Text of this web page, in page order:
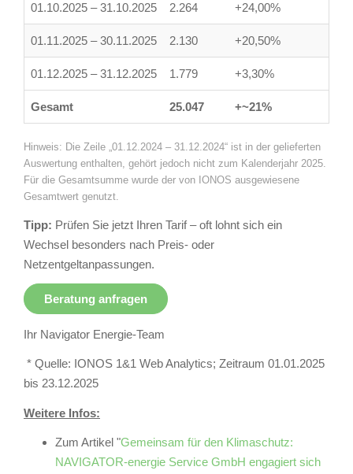
01.10.2025 – 31.10.2025 2.264 +24,00%
01.11.2025 – 30.11.2025 2.130 +20,50%
01.12.2025 – 31.12.2025 1.779 +3,30%
Gesamt 25.047 +~21%
Hinweis: Die Zeile „01.12.2024 – 31.12.2024“ ist in der gelieferten
Auswertung enthalten, gehört jedoch nicht zum Kalenderjahr 2025.
Für die Gesamtsumme wurde der von IONOS ausgewiesene
Gesamtwert genutzt.
Tipp: Prüfen Sie jetzt Ihren Tarif – oft lohnt sich ein
Wechsel besonders nach Preis- oder
Netzentgeltanpassungen.
Beratung anfragen
Ihr Navigator Energie-Team
* Quelle: IONOS 1&1 Web Analytics; Zeitraum 01.01.2025
bis 23.12.2025
Weitere Infos:
Zum Artikel "Gemeinsam für den Klimaschutz:
NAVIGATOR-energie Service GmbH engagiert sich